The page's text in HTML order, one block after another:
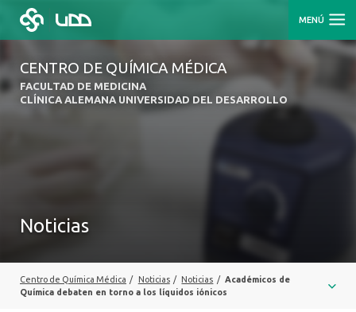
MENÚ
CENTRO DE QUÍMICA MÉDICA
FACULTAD DE MEDICINA
CLÍNICA ALEMANA UNIVERSIDAD DEL DESARROLLO
Noticias
Centro de Química Médica / Noticias / Noticias / Académicos de
Química debaten en torno a los líquidos iónicos